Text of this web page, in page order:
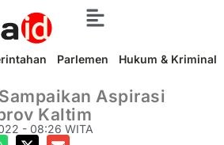
Parlemen Hukum & Kriminal
Aspirasi
Kaltim
- 08:26 WITA